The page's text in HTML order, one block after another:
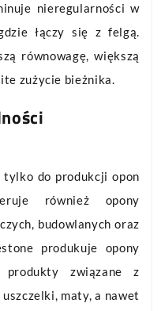
nieregularności w
łączy się z felgą.
równowagę, większą
zużycie bieżnika.
tylko do produkcji opon
również opony
budowlanych oraz
produkuje opony
produkty związane z
maty, a nawet